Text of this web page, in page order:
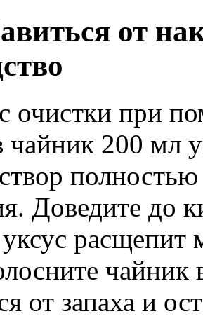
от
очистки при
чайник 200 мл
Доведите до
чайник
от запаха и